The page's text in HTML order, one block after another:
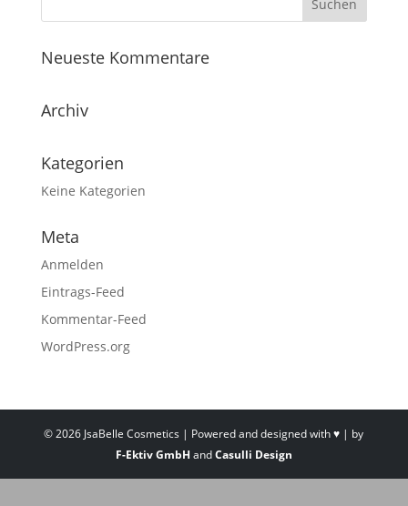
Neueste Kommentare
Archiv
Kategorien
Keine Kategorien
Meta
Anmelden
Eintrags-Feed
Kommentar-Feed
WordPress.org
©2026 JsaBelle Cosmetics | Powered and designed with ♥ | by
F-Ektiv GmbH andCasulli Design